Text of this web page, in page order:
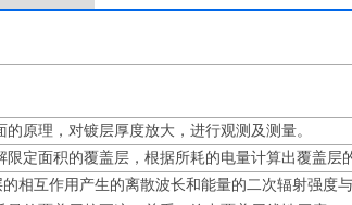
原理，对镀层厚度放大，进行观测及测量。
定面积的覆盖层，根据所耗的电量计算出覆盖层
相互作用产生的离散波长和能量的二次辐射强度